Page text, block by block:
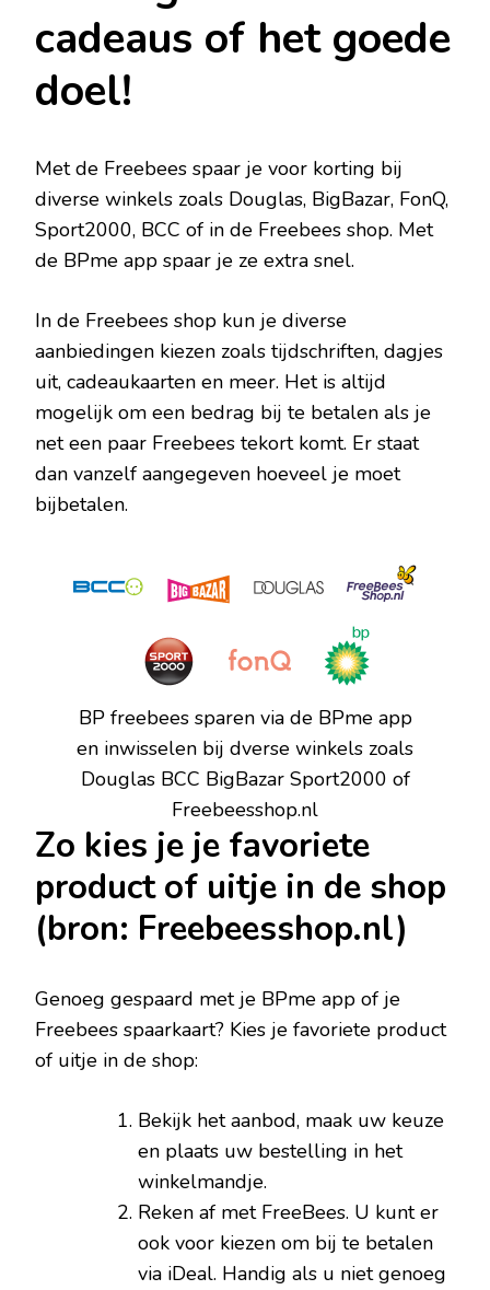
cadeaus of het goede
doel!
Met de Freebees spaar je voor korting bij
diverse winkels zoals Douglas, BigBazar, FonQ,
Sport2000, BCC of in de Freebees shop. Met
de BPme app spaar je ze extra snel.
In de Freebees shop kun je diverse
aanbiedingen kiezen zoals tijdschriften, dagjes
uit, cadeaukaarten en meer. Het is altijd
mogelijk om een bedrag bij te betalen als je
net een paar Freebees tekort komt. Er staat
dan vanzelf aangegeven hoeveel je moet
bijbetalen.
BP freebees sparen via de BPme app
en inwisselen bij dverse winkels zoals
Douglas BCC BigBazar Sport2000 of
Freebeesshop.nl
Zo kies je je favoriete
product of uitje in de shop
(bron: Freebeesshop.nl)
Genoeg gespaard met je BPme app of je
Freebees spaarkaart? Kies je favoriete product
of uitje in de shop:
Bekijk het aanbod, maak uw keuze
en plaats uw bestelling in het
winkelmandje.
Reken af met FreeBees. U kunt er
ook voor kiezen om bij te betalen
via iDeal. Handig als u niet genoeg